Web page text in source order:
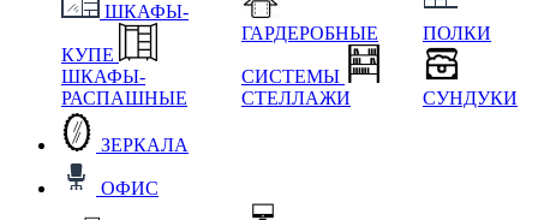
ШКАФЫ-
КУПЕ
ШКАФЫ-
РАСПАШНЫЕ
ГАРДЕРОБНЫЕ
СИСТЕМЫ
СТЕЛЛАЖИ
ПОЛКИ
СУНДУКИ
ЗЕРКАЛА
ОФИС